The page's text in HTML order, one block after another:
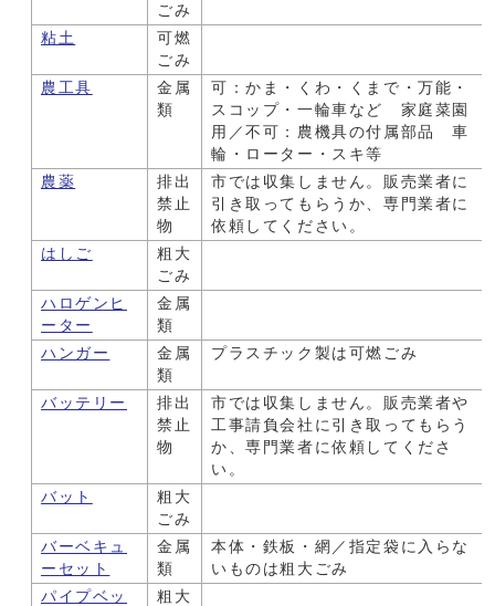
ごみ
粘土
可燃
ごみ
農工具
金属
類
可：かま・くわ・くまで・万能・
スコップ・一輪車など 家庭菜園
用／不可：農機具の付属部品 車
輪・ローター・スキ等
農薬
排出
禁止
物
市では収集しません。販売業者に
引き取ってもらうか、専門業者に
依頼してください。
はしご
粗大
ごみ
ハロゲンヒ
ーター
金属
類
ハンガー
金属
類
プラスチック製は可燃ごみ
バッテリー
排出
禁止
物
市では収集しません。販売業者や
工事請負会社に引き取ってもらう
か、専門業者に依頼してくださ
い。
バット
粗大
ごみ
バーベキュ
ーセット
金属
類
本体・鉄板・網／指定袋に入らな
いものは粗大ごみ
パイプベッ
粗大